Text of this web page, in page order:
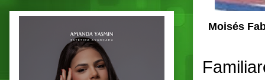
Moisés